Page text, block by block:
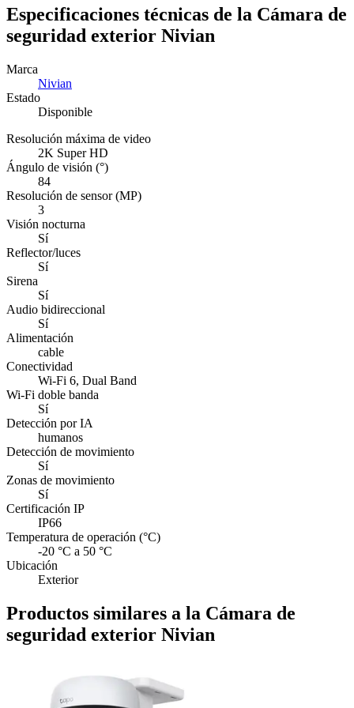
Especificaciones técnicas de la Cámara de
seguridad exterior Nivian
Marca
Nivian
Estado
Disponible
Resolución máxima de video
2K Super HD
Ángulo de visión (°)
84
Resolución de sensor (MP)
3
Visión nocturna
Sí
Reflector/luces
Sí
Sirena
Sí
Audio bidireccional
Sí
Alimentación
cable
Conectividad
Wi‑Fi 6, Dual Band
Wi‑Fi doble banda
Sí
Detección por IA
humanos
Detección de movimiento
Sí
Zonas de movimiento
Sí
Certificación IP
IP66
Temperatura de operación (°C)
-20 °C a 50 °C
Ubicación
Exterior
Productos similares a la Cámara de
seguridad exterior Nivian